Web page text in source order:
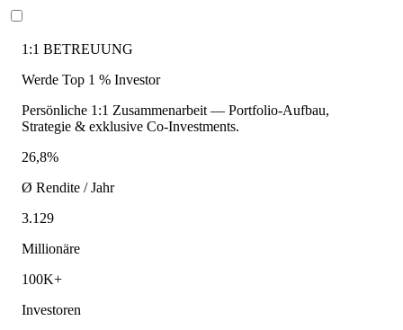
1:1 BETREUUNG
Werde Top 1 % Investor
Persönliche 1:1 Zusammenarbeit — Portfolio-Aufbau,
Strategie & exklusive Co-Investments.
26,8%
Ø Rendite / Jahr
3.129
Millionäre
100K+
Investoren